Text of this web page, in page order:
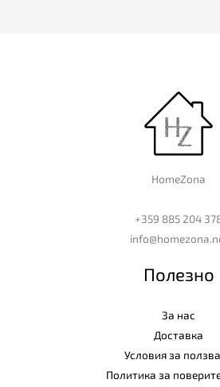
HomeZona
+359 885 204
Полезно
За нас
Доставка
Условия за
Политика за